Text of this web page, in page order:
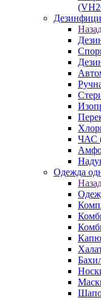
ЧАС
Одежда